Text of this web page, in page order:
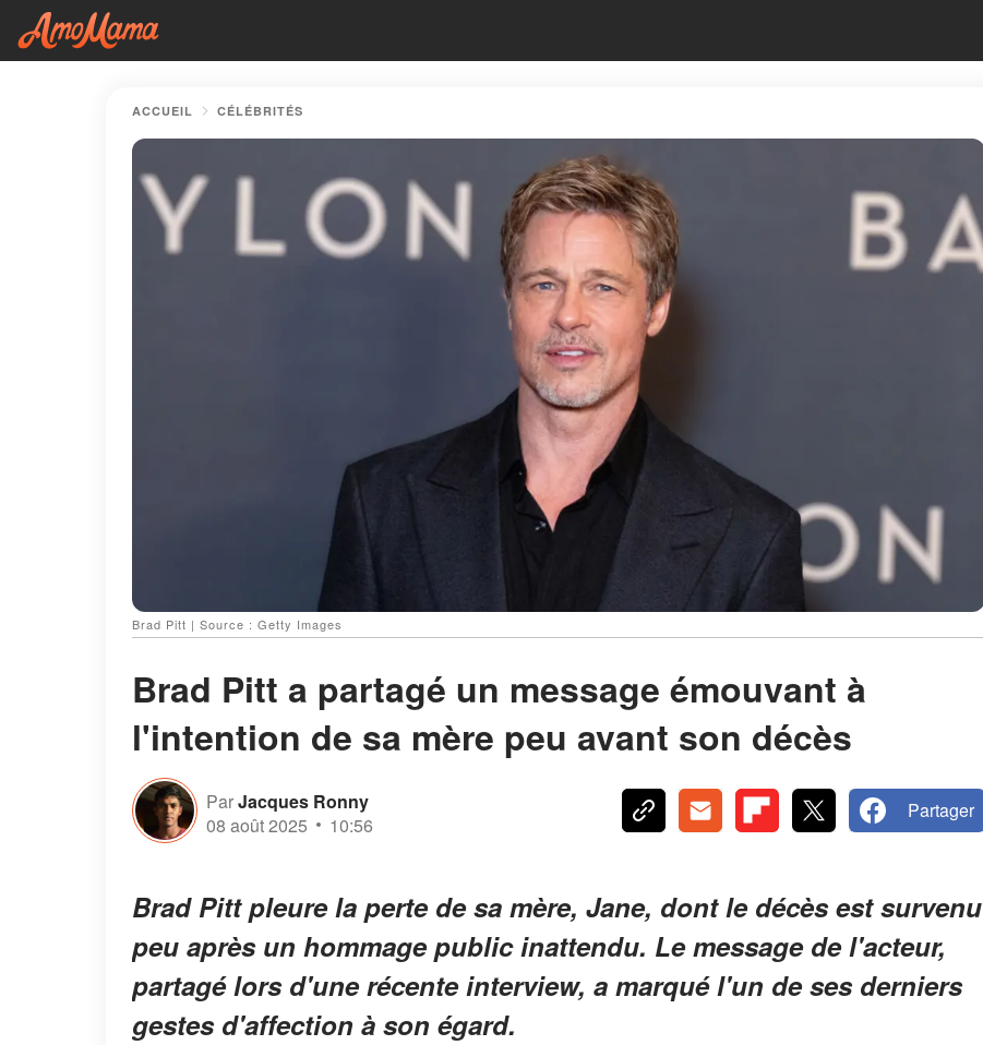
ACCUEIL CÉLÉBRITÉS
Brad Pitt | Source : Getty Images
Brad Pitt a partagé un message émouvant à
l'intention de sa mère peu avant son décès
ParJacques Ronny
08 août 2025
10:56
Partager
Brad Pitt pleure la perte de sa mère, Jane, dont le décès est survenu
peu après un hommage public inattendu. Le message de l'acteur,
partagé lors d'une récente interview, a marqué l'un de ses derniers
gestes d'affection à son égard.